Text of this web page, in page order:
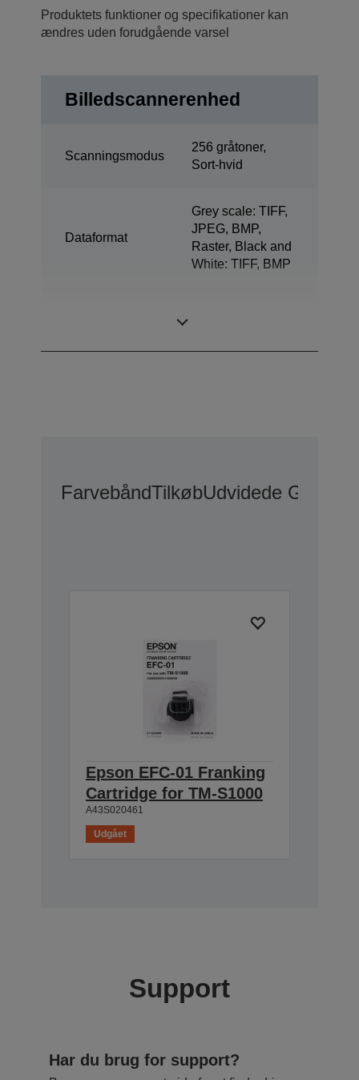
Produktets funktioner og specifikationer kan
ændres uden forudgående varsel
Billedscannerenhed
Scanningsmodus
256 gråtoner,
Sort-hvid
Dataformat
Grey scale: TIFF,
JPEG, BMP,
Raster, Black and
White: TIFF, BMP
FarvebåndTilkøbUdvidede
Epson EFC-01 Franking
Cartridge for TM-S1000
A43S020461
Udgået
Support
Har du brug for support?